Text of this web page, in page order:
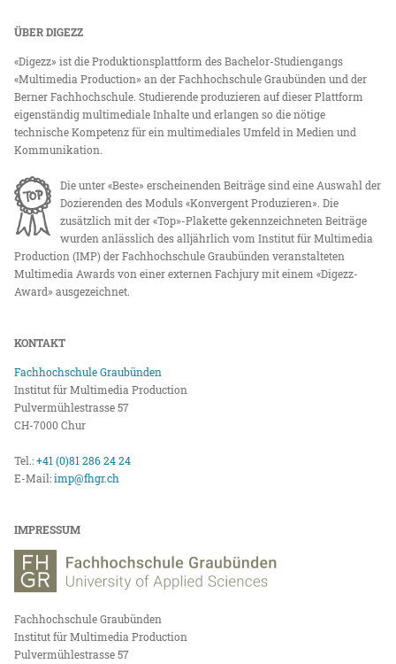
ÜBER DIGEZZ
«Digezz» ist die Produktionsplattform des Bachelor-Studiengangs
«Multimedia Production» an der Fachhochschule Graubünden und der
Berner Fachhochschule. Studierende produzieren auf dieser Plattform
eigenständig multimediale Inhalte und erlangen so die nötige
technische Kompetenz für ein multimediales Umfeld in Medien und
Kommunikation.
Die unter «Beste» erscheinenden Beiträge sind eine Auswahl der
Dozierenden des Moduls «Konvergent Produzieren». Die
zusätzlich mit der «Top»-Plakette gekennzeichneten Beiträge
wurden anlässlich des alljährlich vom Institut für Multimedia
Production (IMP) der Fachhochschule Graubünden veranstalteten
Multimedia Awards von einer externen Fachjury mit einem «Digezz-
Award» ausgezeichnet.
KONTAKT
Fachhochschule Graubünden
Institut für Multimedia Production
Pulvermühlestrasse 57
CH-7000 Chur
Tel.:+41 (0)81 286 24 24
E-Mail:imp@fhgr.ch
IMPRESSUM
Fachhochschule Graubünden
Institut für Multimedia Production
Pulvermühlestrasse 57